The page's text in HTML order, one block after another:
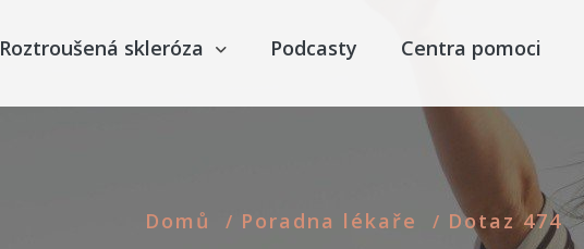
Roztroušená skleróza Podcasty Centra pomoci
Domů / Poradna lékaře / Dotaz 474